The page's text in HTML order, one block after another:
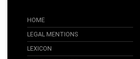
HOME
LEGAL MENTIONS
LEXICON